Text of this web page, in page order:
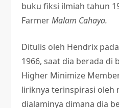
buku fiksi ilmiah tahun
FarmerMalam Cahaya.
Ditulis oleh Hendrix
1966, saat dia berada di
Higher Minimize
liriknya terinspirasi oleh
dialaminya dimana dia